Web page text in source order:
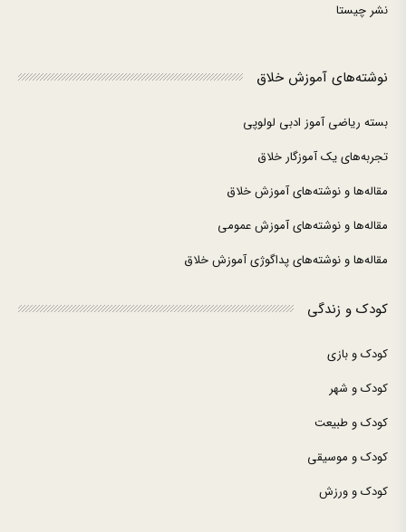
نشر چیستا
نوشته‌های آموزش خلاق
بسته ریاضی آموز ادبی لولوپی
تجربه‌های یک آموزگار خلاق
مقاله‌ها و نوشته‌های آموزش خلاق
مقاله‌ها و نوشته‌های آموزش عمومی
مقاله‌ها و نوشته‌های پداگوژی آموزش خلاق
کودک و زندگی
کودک و بازی
کودک و شهر
کودک و طبیعت
کودک و موسیقی
کودک و ورزش